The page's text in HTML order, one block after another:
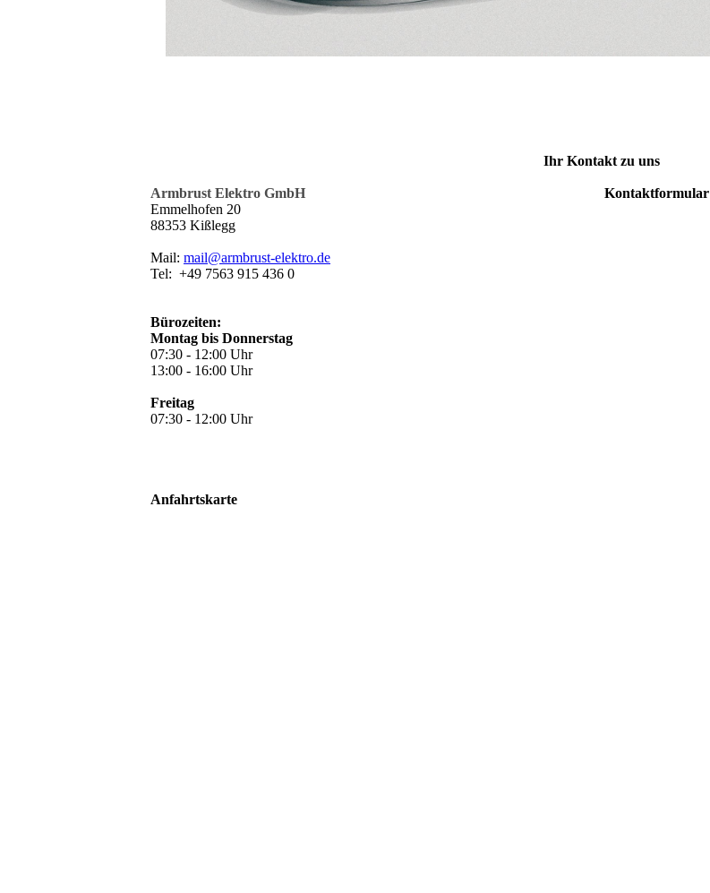
Ihr Kontakt zu uns
Armbrust Elektro GmbH
Emmelhofen 20
88353 Kißlegg
Mail: mail@armbrust-elektro.de
Tel: +49 7563 915 436 0
Bürozeiten:
Montag bis Donnerstag
07:30 - 12:00 Uhr
13:00 - 16:00 Uhr
Freitag
07:30 - 12:00 Uhr
Kontaktformular
Anfahrtskarte